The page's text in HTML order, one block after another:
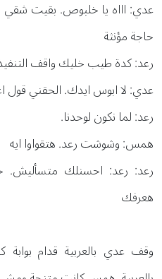
عدي: اااه يا خلبوص. بقيت شقي
حاجة مؤنثة
رعد: كدة طيب خليك واقف
عدي: لا ابوس ايدك. الحقني قول
رعد: لما نكون لوحدنا.
همس: وشوشت رعد. هتقواوا ايه
رعد: رعد: احسنلك متسأليش.
هعرفك
وقف عدي بالعربية قدام